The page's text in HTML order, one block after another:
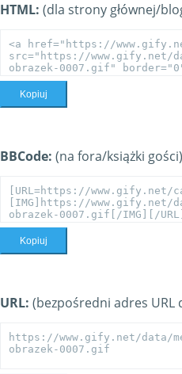
HTML: (dla strony głównej/
Kopiuj
BBCode: (na fora/książki gości)
Kopiuj
URL: (bezpośredni adres URL